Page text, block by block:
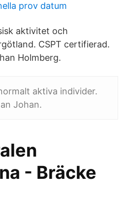
prov datum
aktivitet och
CSPT certifierad.
Holmberg.
aktiva individer.
Johan.
- Bräcke